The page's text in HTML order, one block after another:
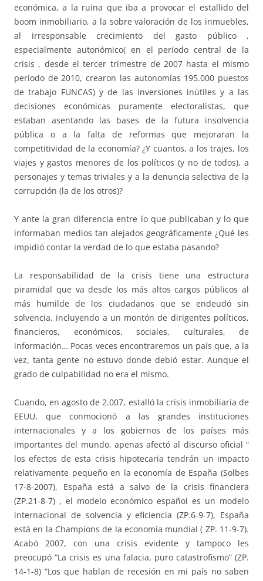
económica, a la ruina que iba a provocar el estallido del
boom inmobiliario, a la sobre valoración de los inmuebles,
al irresponsable crecimiento del gasto público ,
especialmente autonómico( en el período central de la
crisis , desde el tercer trimestre de 2007 hasta el mismo
período de 2010, crearon las autonomías 195.000 puestos
de trabajo FUNCAS) y de las inversiones inútiles y a las
decisiones económicas puramente electoralistas, que
estaban asentando las bases de la futura insolvencia
pública o a la falta de reformas que mejoraran la
competitividad de la economía? ¿Y cuantos, a los trajes, los
viajes y gastos menores de los políticos (y no de todos), a
personajes y temas triviales y a la denuncia selectiva de la
corrupción (la de los otros)?
Y ante la gran diferencia entre lo que publicaban y lo que
informaban medios tan alejados geográficamente ¿Qué les
impidió contar la verdad de lo que estaba pasando?
La responsabilidad de la crisis tiene una estructura
piramidal que va desde los más altos cargos públicos al
más humilde de los ciudadanos que se endeudó sin
solvencia, incluyendo a un montón de dirigentes políticos,
financieros, económicos, sociales, culturales, de
información… Pocas veces encontraremos un país que, a la
vez, tanta gente no estuvo donde debió estar. Aunque el
grado de culpabilidad no era el mismo.
Cuando, en agosto de 2.007, estalló la crisis inmobiliaria de
EEUU, que conmocionó a las grandes instituciones
internacionales y a los gobiernos de los países más
importantes del mundo, apenas afectó al discurso oficial “
los efectos de esta crisis hipotecaria tendrán un impacto
relativamente pequeño en la economía de España (Solbes
17-8-2007), España está a salvo de la crisis financiera
(ZP.21-8-7) , el modelo económico español es un modelo
internacional de solvencia y eficiencia (ZP.6-9-7), España
está en la Champions de la economía mundial ( ZP. 11-9-7).
Acabó 2007, con una crisis evidente y tampoco les
preocupó “La crisis es una falacia, puro catastrofismo” (ZP.
14-1-8) “Los que hablan de recesión en mi país no saben